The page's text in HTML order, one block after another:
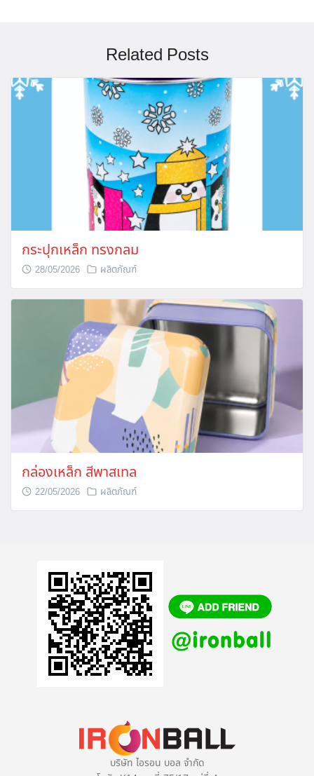
Related Posts
กระปุกเหล็ก ทรงกลม
28/05/2026 ผลิตภัณฑ์
กล่องเหล็ก สีพาสเทล
22/05/2026 ผลิตภัณฑ์
บริษัท ไอรอน บอล จำกัด